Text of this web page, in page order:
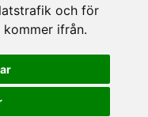
och för
ifrån.
Mastercard, Lund